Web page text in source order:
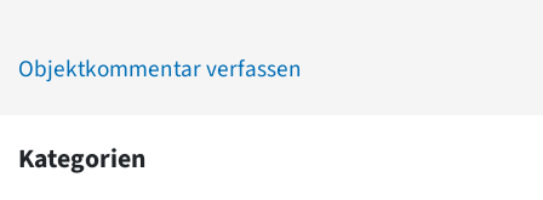
Objektkommentar verfassen
Kategorien